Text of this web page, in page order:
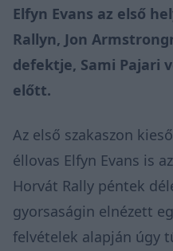
Elfyn Evans az első
Rallyn, Jon
defektje, Sami Pajari
előtt.
Az első szakaszon
éllovas Elfyn Evans is
Horvát Rally péntek
gyorsaságin elnézett
felvételek alapján úgy